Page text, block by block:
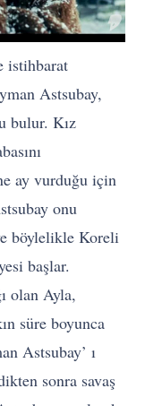
istihbarat
Astsubay,
bulur. Kız
ay vurduğu için
onu
böylelikle Koreli
başlar.
olan Ayla,
süre boyunca
Astsubay’ ı
sonra savaş